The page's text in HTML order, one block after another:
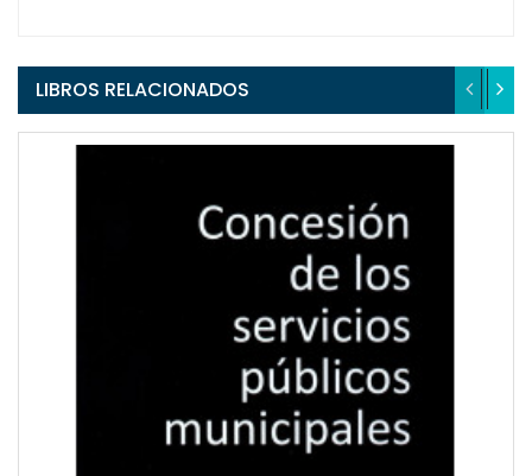
LIBROS RELACIONADOS
QUICKVIEW
WISHLIST